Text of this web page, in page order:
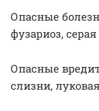
Опасные
фузариоз,
Опасные
слизни,